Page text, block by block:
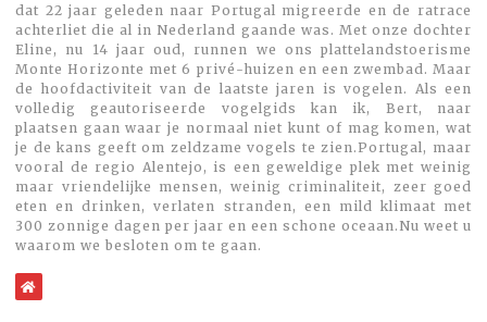
dat 22 jaar geleden naar Portugal migreerde en de ratrace
achterliet die al in Nederland gaande was. Met onze dochter
Eline, nu 14 jaar oud, runnen we ons plattelandstoerisme
Monte Horizonte met 6 privé-huizen en een zwembad. Maar
de hoofdactiviteit van de laatste jaren is vogelen. Als een
volledig geautoriseerde vogelgids kan ik, Bert, naar
plaatsen gaan waar je normaal niet kunt of mag komen, wat
je de kans geeft om zeldzame vogels te zien.Portugal, maar
vooral de regio Alentejo, is een geweldige plek met weinig
maar vriendelijke mensen, weinig criminaliteit, zeer goed
eten en drinken, verlaten stranden, een mild klimaat met
300 zonnige dagen per jaar en een schone oceaan.Nu weet u
waarom we besloten om te gaan.